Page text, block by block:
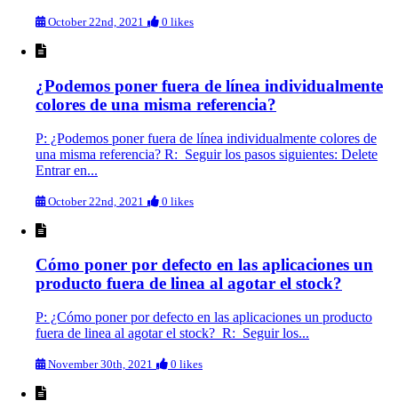
October 22nd, 2021 0 likes
¿Podemos poner fuera de línea individualmente
colores de una misma referencia?
P: ¿Podemos poner fuera de línea individualmente colores de
una misma referencia? R: Seguir los pasos siguientes: Delete
Entrar en...
October 22nd, 2021 0 likes
Cómo poner por defecto en las aplicaciones un
producto fuera de linea al agotar el stock?
P: ¿Cómo poner por defecto en las aplicaciones un producto
fuera de linea al agotar el stock? R: Seguir los...
November 30th, 2021 0 likes